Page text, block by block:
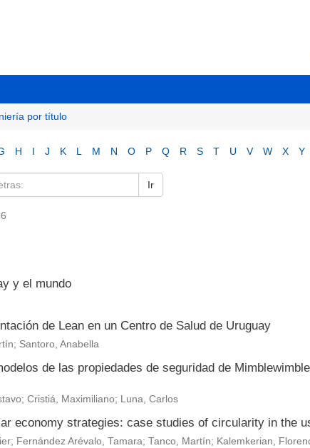
por título
H I J K L M N O P Q R S T U V W X Y
Ir
y el mundo
de Lean en un Centro de Salud de Uruguay
Santoro, Anabella
de las propiedades de seguridad de
Cristiá, Maximiliano; Luna, Carlos
economy strategies: case studies of circularity in the
; Fernández Arévalo, Tamara; Tanco, Martín; Kalemkerian,